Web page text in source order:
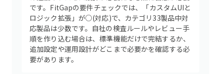
です。FitGapの要件チェックでは、「カスタムUIと
ロジック拡張」が○(対応)で、カテゴリ33製品中対
応製品は少数です。自社の検査ルールやレビュー手
順を作り込む場合は、標準機能だけで完結するか、
追加設定や運用設計がどこまで必要かを確認する必
要があります。